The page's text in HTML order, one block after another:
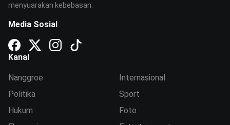
menyuarakan kebebasan.
Media Sosial
Kanal
Nanggroe
Politika
Hukum
Internasional
Sport
Foto